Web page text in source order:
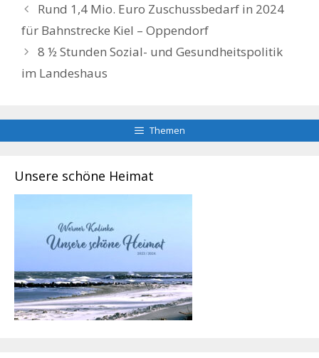
Rund 1,4 Mio. Euro Zuschussbedarf in 2024
für Bahnstrecke Kiel – Oppendorf
8 ½ Stunden Sozial- und Gesundheitspolitik
im Landeshaus
Themen
Unsere schöne Heimat